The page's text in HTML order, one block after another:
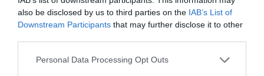
also be disclosed by us to third parties on the IAB’s List of
Downstream Participants that may further disclose it to other
Personal Data Processing Opt Outs
κοινωνικοοικονομικά υπόβαθρα, επιτρέποντάς τους
να βιώσουν την αυθεντική εκπαιδευτική προσέγγιση
Πιστεύουμε ακράδαντα ότι τα παιδιά μαθαίνουν
καλύτερα όταν το αντικείμενο κεντρίζει το
πραγματικό τους ενδιαφέρον. Η φυσική περιέργεια τα